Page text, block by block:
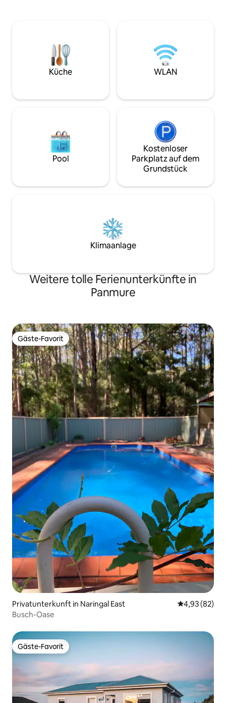
für Paare und kleine Familien. Weitere
Attraktionen sind Timboon Fine Ice
Cream, Timboon Distillery und Berry
zur Verfügung.
kostenlose
Grundstück und
spazieren gehst,
oder 2 Minuten
Küche WLAN
Pool
Kostenloser
Parkplatz auf dem
Grundstück
Klimaanlage
Weitere tolle Ferienunterkünfte in
Panmure
Gäste-Favorit
Gäste-Favorit
Privatunterkunft in Naringal East
4,93 (82)
Busch-Oase
Gäste-Favorit
Gäste-Favorit